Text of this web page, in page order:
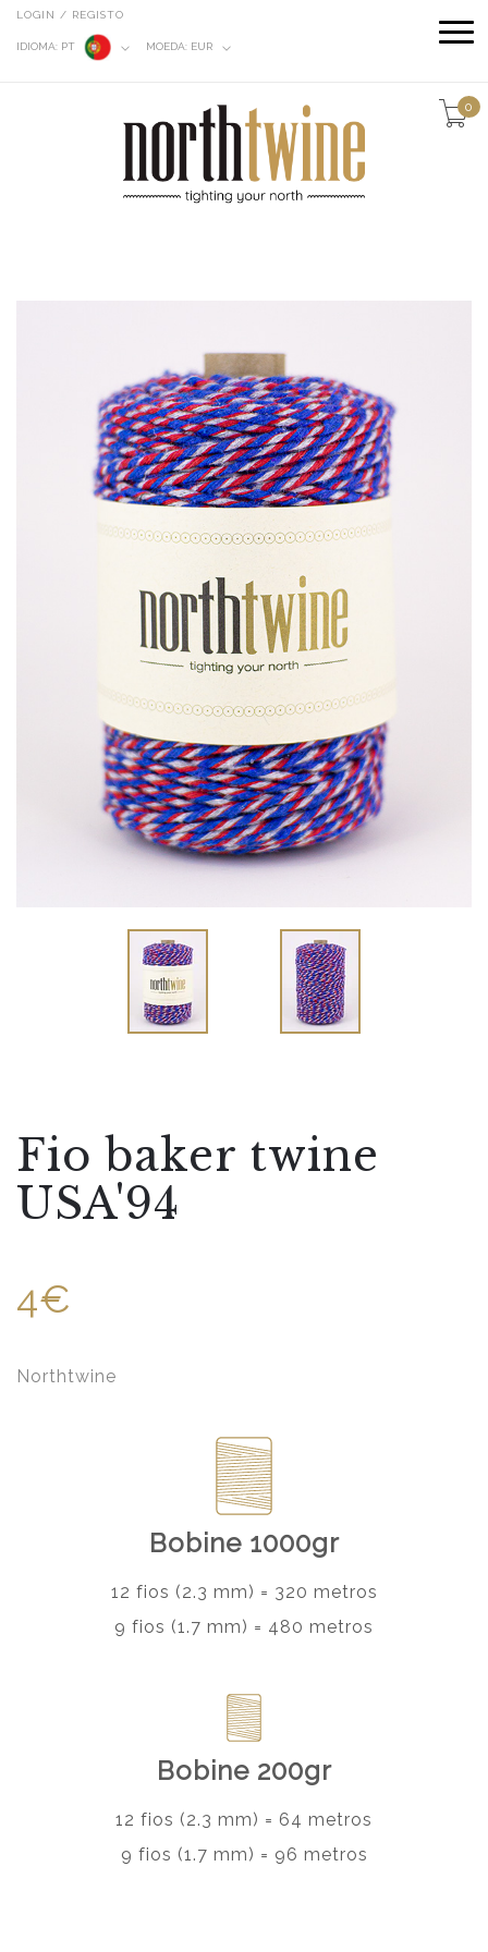
LOGIN / REGISTO
IDIOMA: PT MOEDA: EUR
0
Fio baker twine
USA'94
4€
Northtwine
Bobine 1000gr
12 fios (2.3 mm) = 320 metros
9 fios (1.7 mm) = 480 metros
Bobine 200gr
12 fios (2.3 mm) = 64 metros
9 fios (1.7 mm) = 96 metros